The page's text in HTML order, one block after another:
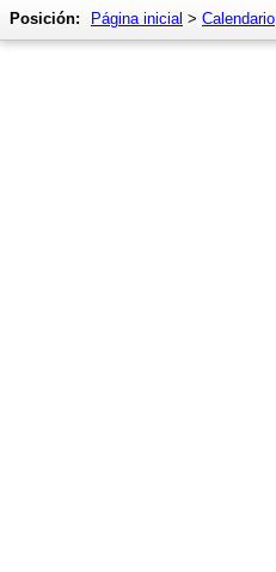
Posición: Página inicial > Calendario